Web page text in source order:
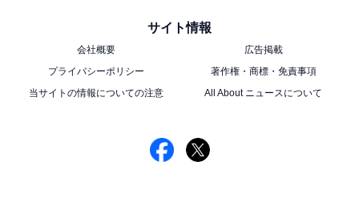
サイト情報
会社概要
広告掲載
プライバシーポリシー
著作権・商標・免責事項
当サイトの情報についての注意
All About ニュースについて